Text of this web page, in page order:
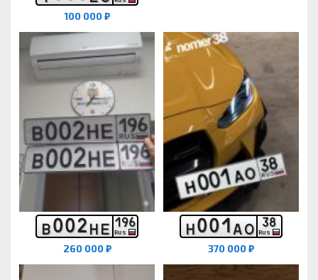
100 000 ₽
В002НЕ 196
RUS
260 000 ₽
Н001АО 38
RUS
370 000 ₽